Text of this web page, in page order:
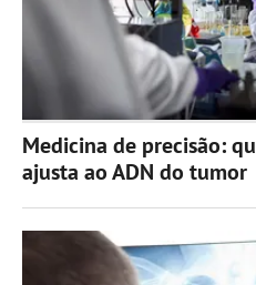
Medicina de precisão:
ajusta ao ADN do tumor